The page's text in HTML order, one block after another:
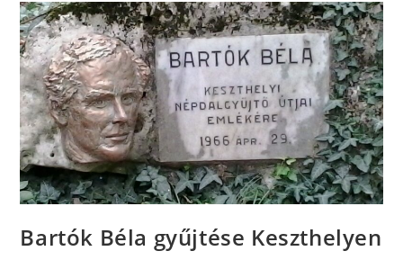
Bartók Béla gyűjtése Keszthelyen